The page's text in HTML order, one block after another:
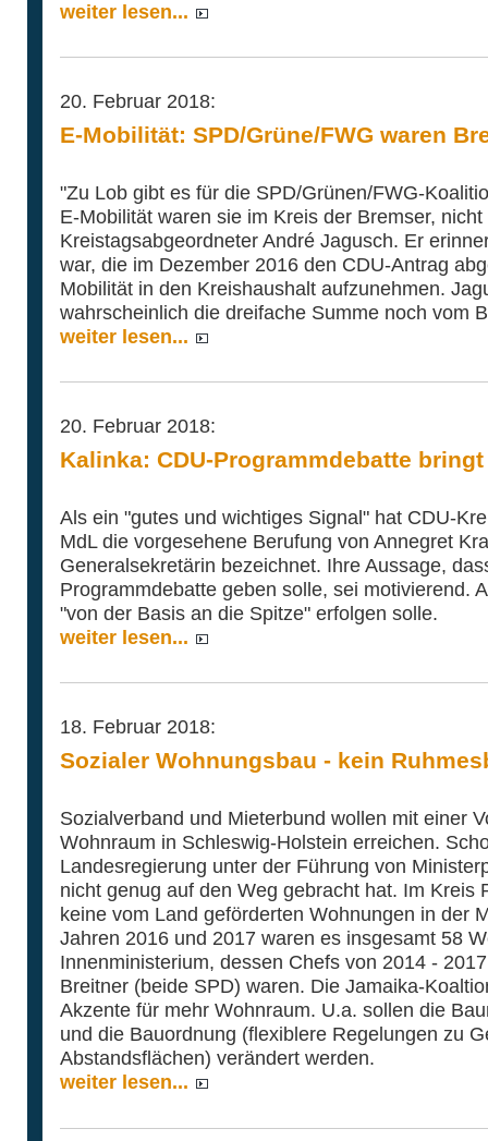
weiter lesen...
20. Februar 2018:
E-Mobilität: SPD/Grüne/FWG waren
"Zu Lob gibt es für die SPD/Grünen/FWG-
E-Mobilität waren sie im Kreis der Bremser,
Kreistagsabgeordneter André Jagusch. Er
war, die im Dezember 2016 den CDU-Antrag
Mobilität in den Kreishaushalt aufzunehmen.
wahrscheinlich die dreifache Summe noch vom
weiter lesen...
20. Februar 2018:
Kalinka: CDU-Programmdebatte
Als ein "gutes und wichtiges Signal" hat CDU-
MdL die vorgesehene Berufung von Annegret
Generalsekretärin bezeichnet. Ihre Aussage,
Programmdebatte geben solle, sei motivierend.
"von der Basis an die Spitze" erfolgen solle.
weiter lesen...
18. Februar 2018:
Sozialer Wohnungsbau - kein
Sozialverband und Mieterbund wollen mit einer
Wohnraum in Schleswig-Holstein erreichen.
Landesregierung unter der Führung von
nicht genug auf den Weg gebracht hat. Im Kreis
keine vom Land geförderten Wohnungen in der
Jahren 2016 und 2017 waren es insgesamt 58
Innenministerium, dessen Chefs von 2014 -
Breitner (beide SPD) waren. Die Jamaika-
Akzente für mehr Wohnraum. U.a. sollen die
und die Bauordnung (flexiblere Regelungen zu
Abstandsflächen) verändert werden.
weiter lesen...